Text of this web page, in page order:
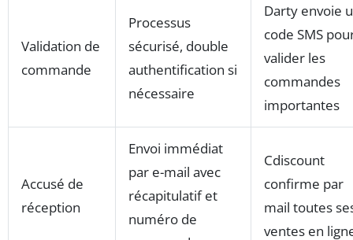
Validation de
commande
Processus
sécurisé, double
authentification si
nécessaire
Darty envoie
code SMS
valider les
commandes
importantes
Accusé de
réception
Envoi immédiat
par e-mail avec
récapitulatif et
numéro de
Cdiscount
confirme par
mail toutes
ventes en